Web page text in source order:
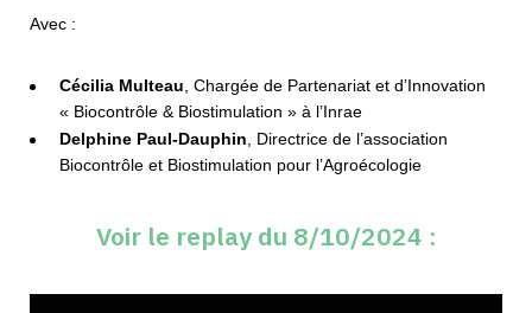
Avec :
Cécilia Multeau , Chargée de Partenariat et d’Innovation
« Biocontrôle & Biostimulation » à l’Inrae
Delphine Paul-Dauphin , Directrice de l’association
Biocontrôle et Biostimulation pour l’Agroécologie
Voir le replay du 8/10/2024 :